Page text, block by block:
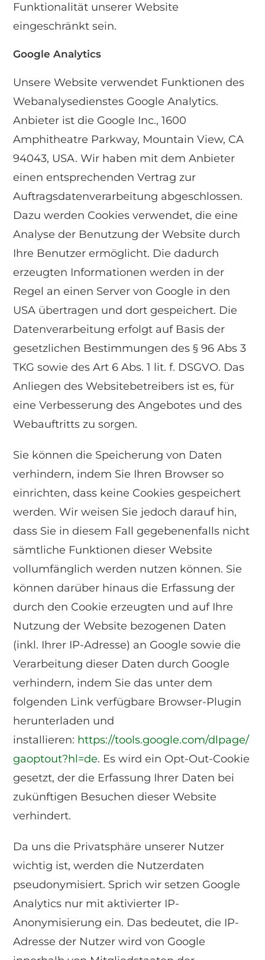
Funktionalität unserer Website
eingeschränkt sein.
Google Analytics
Unsere Website verwendet Funktionen des
Webanalysedienstes Google Analytics.
Anbieter ist die Google Inc., 1600
Amphitheatre Parkway, Mountain View, CA
94043, USA. Wir haben mit dem Anbieter
einen entsprechenden Vertrag zur
Auftragsdatenverarbeitung abgeschlossen.
Dazu werden Cookies verwendet, die eine
Analyse der Benutzung der Website durch
Ihre Benutzer ermöglicht. Die dadurch
erzeugten Informationen werden in der
Regel an einen Server von Google in den
USA übertragen und dort gespeichert. Die
Datenverarbeitung erfolgt auf Basis der
gesetzlichen Bestimmungen des § 96 Abs 3
TKG sowie des Art 6 Abs. 1 lit. f. DSGVO. Das
Anliegen des Websitebetreibers ist es, für
eine Verbesserung des Angebotes und des
Webauftritts zu sorgen.
Sie können die Speicherung von Daten
verhindern, indem Sie Ihren Browser so
einrichten, dass keine Cookies gespeichert
werden. Wir weisen Sie jedoch darauf hin,
dass Sie in diesem Fall gegebenenfalls nicht
sämtliche Funktionen dieser Website
vollumfänglich werden nutzen können. Sie
können darüber hinaus die Erfassung der
durch den Cookie erzeugten und auf Ihre
Nutzung der Website bezogenen Daten
(inkl. Ihrer IP-Adresse) an Google sowie die
Verarbeitung dieser Daten durch Google
verhindern, indem Sie das unter dem
folgenden Link verfügbare Browser-Plugin
herunterladen und
installieren: https://tools.google.com/dlpage/
gaoptout?hl=de. Es wird ein Opt-Out-Cookie
gesetzt, der die Erfassung Ihrer Daten bei
zukünftigen Besuchen dieser Website
verhindert.
Da uns die Privatsphäre unserer Nutzer
wichtig ist, werden die Nutzerdaten
pseudonymisiert. Sprich wir setzen Google
Analytics nur mit aktivierter IP-
Anonymisierung ein. Das bedeutet, die IP-
Adresse der Nutzer wird von Google